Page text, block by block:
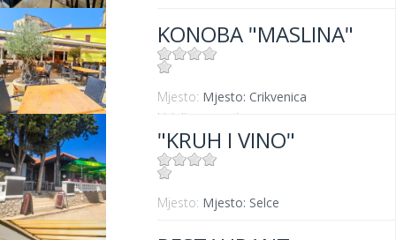
KONOBA "MASLINA"
Mjesto: Mjesto: Crikvenica
Udaljenost od mora:
"KRUH I VINO"
Mjesto: Mjesto: Selce